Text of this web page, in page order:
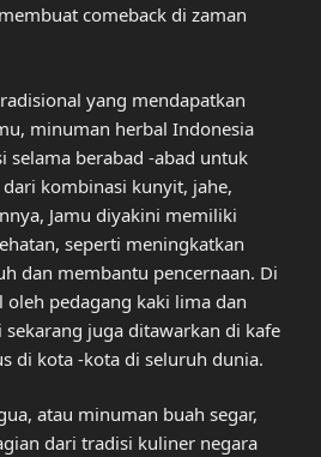
comeback di zaman
yang mendapatkan
minuman herbal Indonesia
selama berabad -abad untuk
kombinasi kunyit, jahe,
Jamu diyakini memiliki
seperti meningkatkan
dan membantu pencernaan. Di
oleh pedagang kaki lima dan
juga ditawarkan di kafe
di kota -kota di seluruh dunia.
atau minuman buah segar,
dari tradisi kuliner negara